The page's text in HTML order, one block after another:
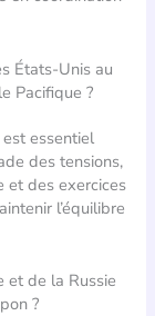
États-Unis au
Pacifique ?
essentiel
des tensions,
et des exercices
l’équilibre
et de la Russie
?